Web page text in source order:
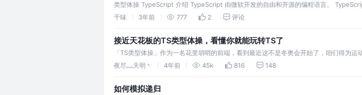
类型体操 TypeScript 介绍 TypeScript 由微软开发的自由和开源的编程语言。
TypeScript 本身是没有改变Java
千味 3年前 777 2 评论
接近天花板的TS类型体操，看懂你就能玩转TS了
「TS类型体操」作为一名花里胡哨的前端，看到最近这不是冬奥会开始了，咱们得为运
端届的体操运动员，和奥运健儿们一起感受在冬天运动的魅力， 下面，我们就开始做操吧
夜尽灬天明丶 4年前 45k 816 148
如何模拟递归